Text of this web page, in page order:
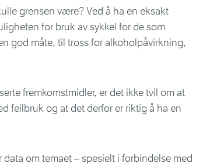
grensen være? Ved å ha en eksakt
for bruk av sykkel for de som
god måte, til tross for alkoholpåvirkning,
fremkomstmidler, er det ikke tvil om at
feilbruk og at det derfor er riktig å ha en
om temaet – spesielt i forbindelse med